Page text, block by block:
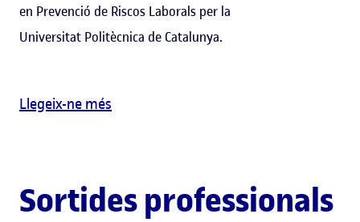
en Prevenció de Riscos Laborals per la
Universitat Politècnica de Catalunya.
Llegeix-ne més
Sortides professionals